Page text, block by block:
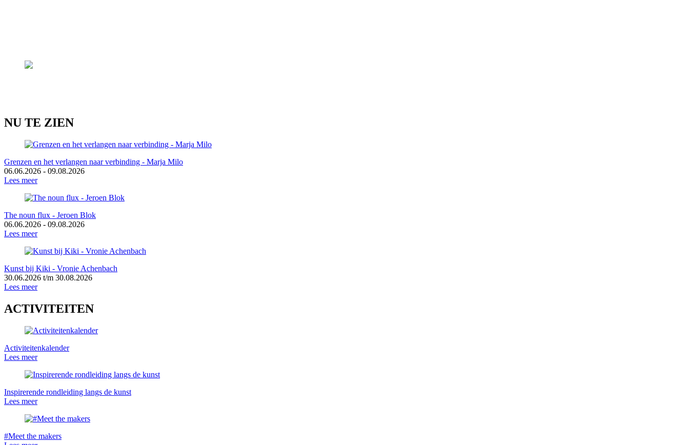
NU TE ZIEN
Grenzen en het verlangen naar verbinding - Marja Milo
06.06.2026 - 09.08.2026
Lees meer
The noun flux - Jeroen Blok
06.06.2026 - 09.08.2026
Lees meer
Kunst bij Kiki - Vronie Achenbach
30.06.2026 t/m 30.08.2026
Lees meer
ACTIVITEITEN
Activiteitenkalender
Lees meer
Inspirerende rondleiding langs de kunst
Lees meer
#Meet the makers